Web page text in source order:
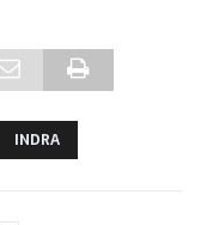
INDRA